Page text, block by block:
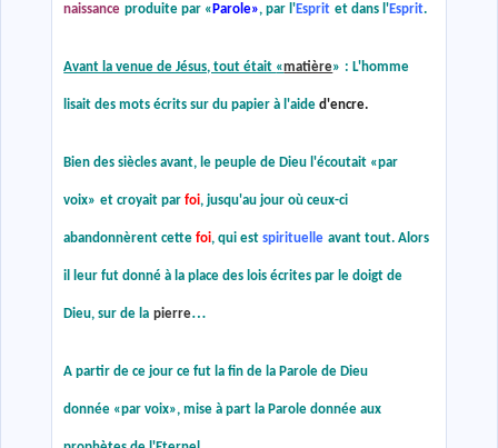
naissance produite par « Parole», par l'Esprit et dans l'Esprit.
Avant la venue de Jésus, tout était «matière» : L'homme
lisait des mots écrits sur du papier à l'aided'encre.
Bien des siècles avant, le peuple de Dieu l'écoutait «par
voix» et croyait parfoi, jusqu'au jour où ceux-ci
abandonnèrent cettefoi, qui estspirituelle avant tout. Alors
il leur fut donné à la place des lois écrites par le doigt de
Dieu, sur de la pierre…
A partir de ce jour ce fut la fin de la Parole de Dieu
donnée «par voix», mise à part la Parole donnée aux